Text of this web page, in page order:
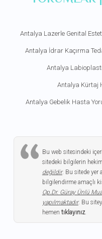
Antalya Lazerle Genital
Antalya İdrar Kaçırma
Antalya
Antalya Kürtaj
Antalya Gebelik Hasta
Bu web sitesindeki
sitedeki bilgilerin
değildir. Bu sitede yer
bilgilendirme amaçlı
Op.Dr. Güray Ünlü
yapılmaktadır. Bu
hemen tıklayınız.